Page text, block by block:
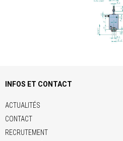
INFOS ET CONTACT
ACTUALITÉS
CONTACT
RECRUTEMENT